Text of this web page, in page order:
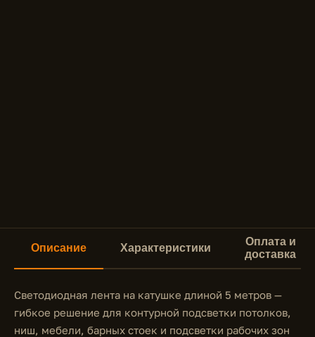
Описание Характеристики
Оплата и
доставка
Светодиодная лента на катушке длиной 5 метров —
гибкое решение для контурной подсветки потолков,
ниш, мебели, барных стоек и подсветки рабочих зон